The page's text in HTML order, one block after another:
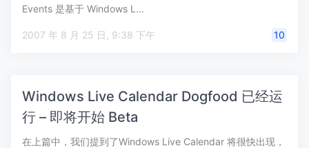
Events 是基于 Windows L…
2007 年 8 月 25 日, 9:38 下午 10
Windows Live Calendar Dogfood 已经运
行 – 即将开始 Beta
在上篇中，我们提到了Windows Live Calendar 将很快出现，